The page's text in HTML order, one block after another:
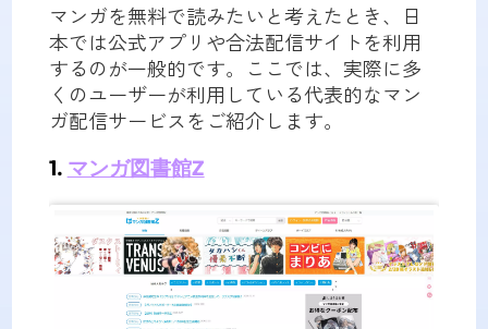
マンガを無料で読みたいと考えたとき、日
本では公式アプリや合法配信サイトを利用
するのが一般的です。ここでは、実際に多
くのユーザーが利用している代表的なマン
ガ配信サービスをご紹介します。
1. マンガ図書館Z